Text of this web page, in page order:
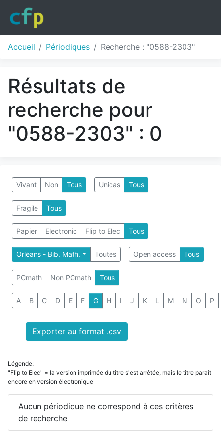
Accueil Périodiques Recherche : "0588-2303"
Résultats de
recherche pour
"0588-2303" : 0
Vivant Non Tous Unicas Tous
Fragile Tous
Papier Electronic Flip to Elec Tous
Orléans - Bib. Math. Toutes Open access Tous
PCmath Non PCmath Tous
A B C D E F G H I J K L M N O P
Exporter au format .csv
Légende:
"Flip to Elec" = la version imprimée du titre s'est arrêtée, mais le titre paraît
encore en version électronique
Aucun périodique ne correspond à ces critères
de recherche